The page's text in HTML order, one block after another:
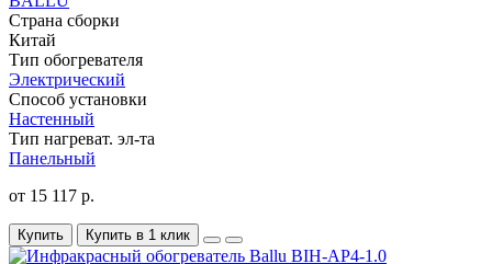
Страна сборки
Китай
Тип обогревателя
Электрический
Способ установки
Настенный
Тип нагреват. эл-та
Панельный
от 15 117 р.
Купить Купить в 1 клик